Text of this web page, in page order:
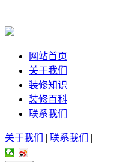
网站首页
关于我们
装修知识
装修百科
联系我们
关于我们 | 联系我们 |